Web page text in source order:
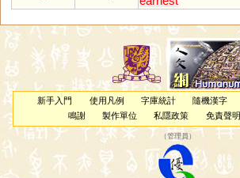
新手入門 使用凡例 字庫統計 隨機漢字
鳴謝
製作單位 私隱政策 免責聲明
（管理員 ）